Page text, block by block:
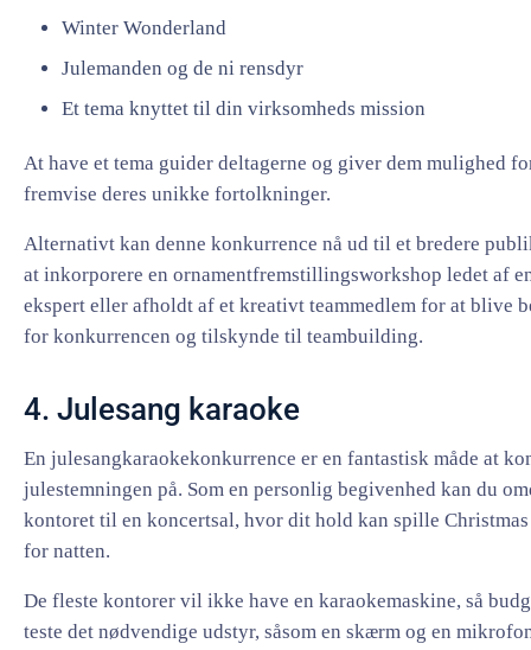
Winter Wonderland
Julemanden og de ni rensdyr
Et tema knyttet til din virksomheds mission
At have et tema guider deltagerne og giver dem mulighed
fremvise deres unikke fortolkninger.
Alternativt kan denne konkurrence nå ud til et bredere
at inkorporere en ornamentfremstillingsworkshop ledet af
ekspert eller afholdt af et kreativt teammedlem for at blive
for konkurrencen og tilskynde til teambuilding.
4. Julesang karaoke
En julesangkaraokekonkurrence er en fantastisk måde at
julestemningen på. Som en personlig begivenhed kan du
kontoret til en koncertsal, hvor dit hold kan spille
for natten.
De fleste kontorer vil ikke have en karaokemaskine, så
teste det nødvendige udstyr, såsom en skærm og en